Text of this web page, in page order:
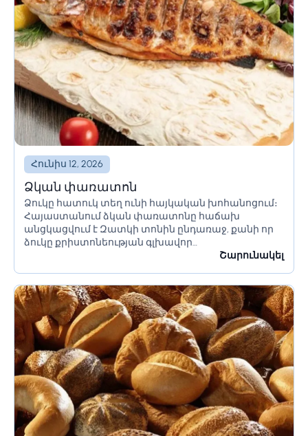
Հունիս 12, 2026
Ձկան փառատոն
Ձուկը հատուկ տեղ ունի հայկական խոհանոցում։
Հայաստանում ձկան փառատոնը հաճախ
անցկացվում է Զատկի տոնին ընդառաջ, քանի որ
ձուկը քրիստոնեության գլխավոր
խորհրդանիշներից մեկն է։ Փառատոնին
ռեստորաններ...
Շարունակել